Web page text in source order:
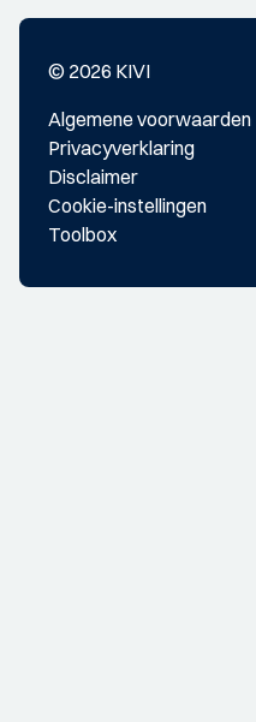
© 2026 KIVI
Algemene voorwaarden
Privacyverklaring
Disclaimer
Cookie-instellingen
Toolbox